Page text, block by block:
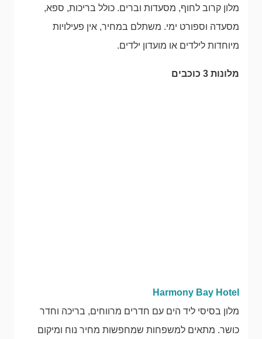
מלון קרוב לחוף, מסעדות וברים. כולל בריכות, ספא,
מסעדה וספורט ימי. משתלם במחיר, אין פעילויות
מיוחדות לילדים או מועדון ילדים.
מלונות 3 כוכבים
Harmony Bay Hotel
מלון בסיסי ליד הים עם חדרים מרווחים, בריכה וחדר
כושר. מתאים למשפחות שמחפשות מחיר נוח ומיקום